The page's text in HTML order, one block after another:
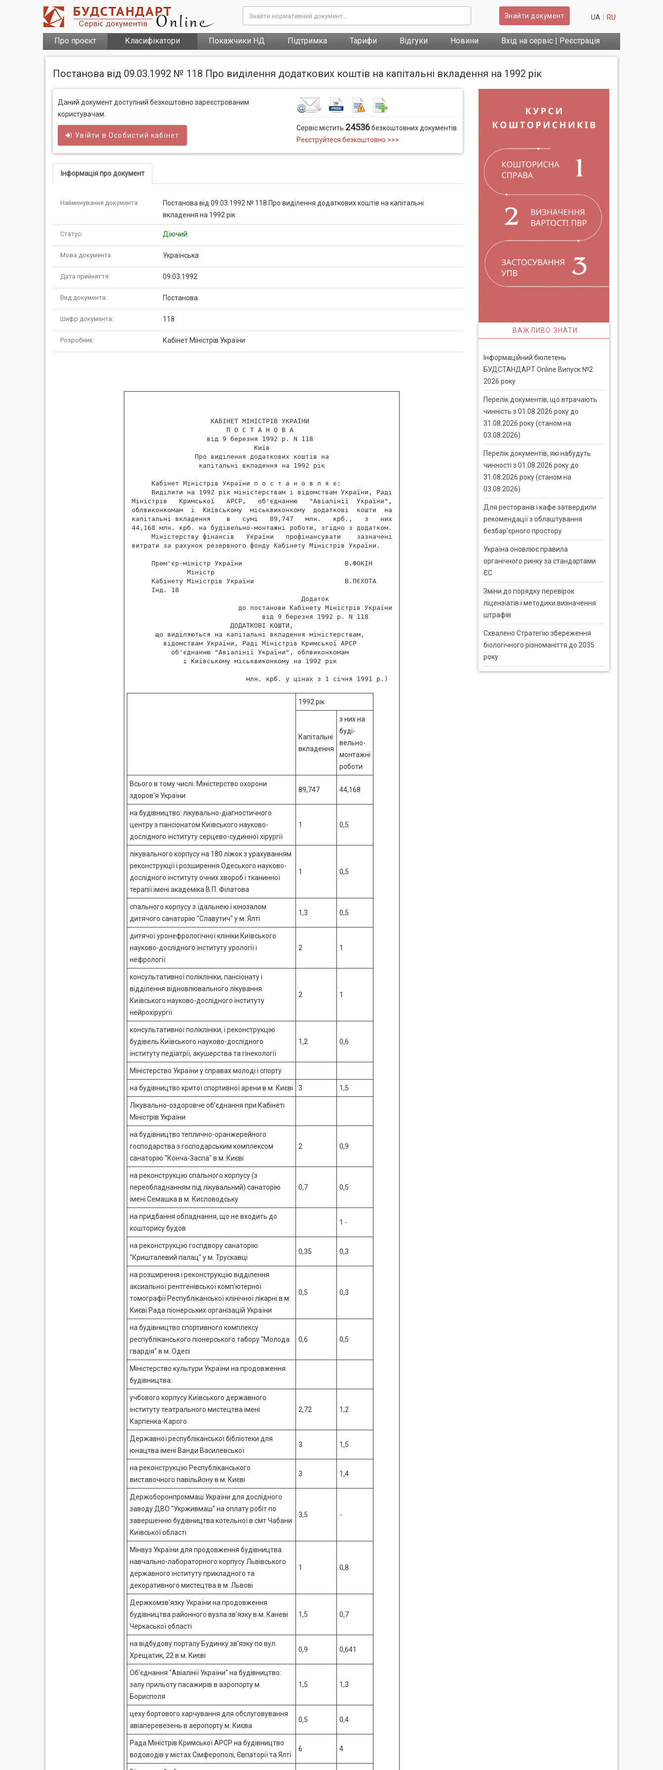
Знайти документ UA RU
Про проєкт Класифікатори Покажчики НД Підтримка Тарифи Відгуки Новини Вхід на сервіс | Реєстрація
Постанова від 09.03.1992 № 118 Про виділення додаткових коштів на капітальні вкладення на 1992 рік
Даний документ доступний безкоштовно зареєстрованим
користувачам.
Увійти вОсобистий кабінет
Сервіс містить 24536безкоштовних документів.
Реєструйтеся безкоштовно >>>
Інформація про документ
Найменування документа:
Постанова від 09.03.1992 № 118 Про виділення додаткових коштів на капітальні
вкладення на 1992 рік
Статус: Діючий
Мова документа Українська
Дата прийняття: 09.03.1992
Вид документа: Постанова
Шифр документа: 118
Розробник: Кабінет Міністрів України
                    КАБІНЕТ МІНІСТРІВ УКРАЇНИ
                        П О С Т А Н О В А
                   від 9 березня 1992 р. N 118
                               Київ
                Про виділення додаткових коштів на
                 капітальні вкладення на 1992 рік
     Кабінет Міністрів України п о с т а н о в л я є:
     Виділити на 1992 рік міністерствам і відомствам України, Раді
Міністрів   Кримської   АРСР,   об'єднанню   "Авіалінії  України",
облвиконкомам  і  Київському  міськвиконкому  додаткові  кошти  на
капітальні вкладення    в   сумі   89,747   млн.   крб.,   з   них
44,168 млн. крб. на будівельно-монтажні роботи, згідно з додатком.
     Міністерству фінансів   України   профінансувати    зазначені
витрати за рахунок резервного фонду Кабінету Міністрів України.
     Прем'єр-міністр України                          В.ФОКІН
              Міністр
     Кабінету Міністрів України                       В.ПЄХОТА
     Інд. 18
                                           Додаток
                           до постанови Кабінету Міністрів України
                                 від 9 березня 1992 р. N 118
                         ДОДАТКОВІ КОШТИ,
      що виділяються на капітальні вкладення міністерствам,
        відомствам України, Раді Міністрів Кримської АРСР
          об'єднанню "Авіалінії України", облвиконкомам
             і Київському міськвиконкому на 1992 рік
1992 рік
Капітальні
вкладення
з них на
буді-
вельно-
монтажні
роботи
Всього в тому числі: Міністерство охорони
здоров'я України
89,747 44,168
на будівництво: лікувально-діагностичного
центру з пансіонатом Київського науково-
дослідного інституту серцево-судинної хірургії
1 0,5
лікувального корпусу на 180 ліжок з урахуванням
реконструкції і розширення Одеського науково-
дослідного інституту очних хвороб і тканинної
терапії імені академіка В.П. Філатова
1 0,5
спального корпусу з їдальнею і кінозалом
дитячого санаторію "Славутич" у м. Ялті
1,3 0,5
дитячої уронефрологічної клініки Київського
науково-дослідного інституту урології і
нефрології
2 1
консультативної поліклініки, пансіонату і
відділення відновлювального лікування
Київського науково-дослідного інституту
нейрохірургії
2 1
консультативної поліклініки, і реконструкцію
будівель Київського науково-дослідного
інституту педіатрії, акушерства та гінекології
1,2 0,6
Міністерство України у справах молоді і спорту
на будівництво критої спортивної арени в м. Києві 3 1,5
Лікувально-оздоровче об'єднання при Кабінеті
Міністрів України
на будівництво теплично-оранжерейного
господарства з господарським комплексом
санаторію "Конча-Заспа" в м. Києві
2 0,9
на реконструкцію спального корпусу (з
переобладнанням під лікувальний) санаторію
імені Семашка в м. Кисловодську
0,7 0,5
на придбання обладнання, що не входить до
кошторису будов
1 -
на реконструкцію госпдвору санаторію
"Кришталевий палац" у м. Трускавці
0,35 0,3
на розширення і реконструкцію відділення
аксиальної рентгенівської комп'ютерної
томографії Республіканської клінічної лікарні в м.
Києві Рада піонерських організацій України
0,5 0,3
на будівництво спортивного комплексу
республіканського піонерського табору "Молода
гвардія" в м. Одесі
0,6 0,5
Міністерство культури України на продовження
будівництва:
учбового корпусу Київського державного
інституту театрального мистецтва імені
Карпенка-Карого
2,72 1,2
Державної республіканської бібліотеки для
юнацтва імені Ванди Василевської
3 1,5
на реконструкцію Республіканського
виставочного павільйону в м. Києві
3 1,4
Держоборонпроммаш України для дослідного
заводу ДВО "Укрживмаш" на оплату робіт по
завершенню будівництва котельної в смт Чабани
Київської області
3,5 -
Мінвуз України для продовження будівництва
навчально-лабораторного корпусу Львівського
державного інституту прикладного та
декоративного мистецтва в м. Львові
1 0,8
Держкомзв'язку України на продовження
будівництва районного вузла зв'язку в м. Каневі
Черкаської області
1,5 0,7
на відбудову порталу Будинку зв'язку по вул.
Хрещатик, 22 в м. Києві
0,9 0,641
Об'єднання "Авіалінії України" на будівництво:
залу прильоту пасажирів в аэропорту м.
Борисполя
1,5 1,3
цеху бортового харчування для обслуговування
авіаперевезень в аеропорту м. Києва
0,5 0,4
Рада Міністрів Кримської АРСР на будівництво
водоводів у містах Сімферополі, Євпаторії та Ялті
6 4
ВАЖЛИВО ЗНАТИ
Інформаційний бюлетень
БУДСТАНДАРТ Online Випуск №2
2026 року
Перелік документів, що втрачають
чинність з 01.08.2026 року до
31.08.2026 року (станом на
03.08.2026)
Перелік документів, які набудуть
чинності з 01.08.2026 року до
31.08.2026 року (станом на
03.08.2026)
Для ресторанів і кафе затвердили
рекомендації з облаштування
безбар'єрного простору
Україна оновлює правила
органічного ринку за стандартами
ЄС
Зміни до порядку перевірок
ліцензіатів і методики визначення
штрафів
Схвалено Стратегію збереження
біологічного різноманіття до 2035
року